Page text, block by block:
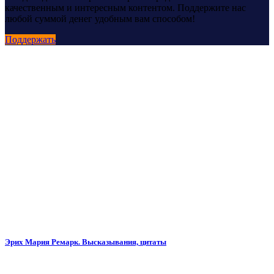
качественным и интересным контентом. Поддержите нас
любой суммой денег удобным вам способом!
Поддержать
Эрих Мария Ремарк. Высказывания, цитаты